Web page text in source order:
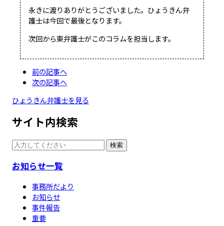
永きに渡りありがとうございました。ひょうきん弁
護士は今回で最後となります。
次回から東弁護士がこのコラムを担当します。
前の記事へ
次の記事へ
ひょうきん弁護士を見る
サイト内検索
検索
お知らせ一覧
事務所だより
お知らせ
事件報告
重要